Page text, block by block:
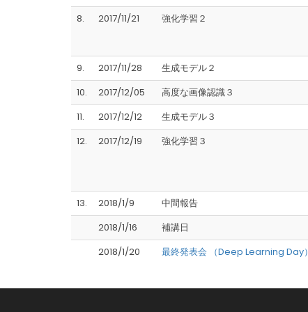
8.
2017/11/21 強化学習２
9.
2017/11/28 生成モデル２
10.
2017/12/05 高度な画像認識３
11.
2017/12/12 生成モデル３
12.
2017/12/19 強化学習３
13.
2018/1/9 中間報告
2018/1/16
補講日
2018/1/20
最終発表会 （Deep Learning Day）